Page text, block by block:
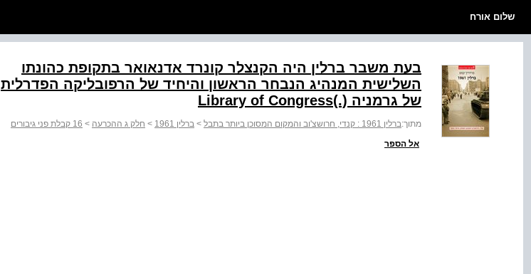
שלום אורח
בעת משבר ברלין היה הקנצלר קונרד אדנאואר בתקופת כהונתו
השלישית המנהיג הנבחר הראשון והיחיד של הרפובליקה הפדרלית
של גרמניה (.)Library of Congress
מתוך:ברלין 1961 : קנדי, חרושצ'וב והמקום המסוכן ביותר בתבל > ברלין 1961 > חלק ג ההכרעה > 16 קבלת פני גיבורים
אל הספר